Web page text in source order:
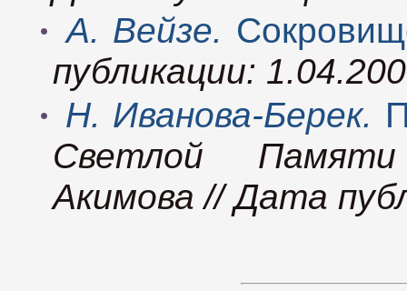
А. Вейзе.
публикации:
Н. Иванова-Берек.
Светлой Памяти
Акимова // Дата